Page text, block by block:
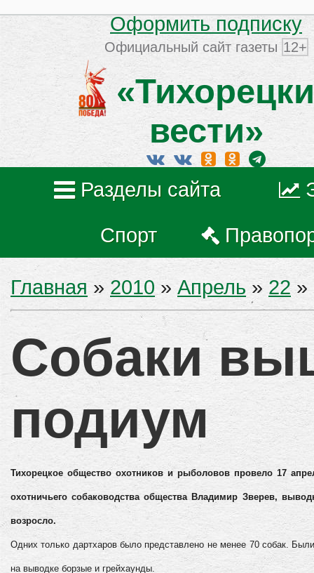
Оформить подписку
Официальный сайт газеты 12+
вести»
Разделы сайта
Спорт
Главная » 2010 » Апрель » 22»
Собаки
подиум
Тихорецкое общество охотников и рыболовов провело 17
охотничьего собаководства общества Владимир Зверев,
возросло.
Одних только дартхаров было представлено не менее 70 собак.
на выводке борзые и грейхаунды.